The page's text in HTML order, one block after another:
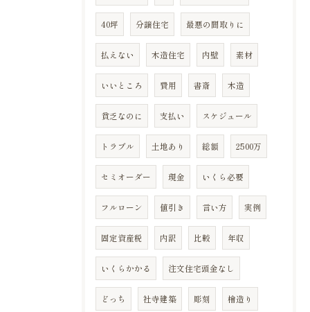
40坪 分譲住宅 最悪の間取りに
払えない 木造住宅 内壁 素材
いいところ 費用 書斎 木造
貧乏なのに 支払い スケジュール
トラブル 土地あり 総額 2500万
セミオーダー 現金 いくら必要
フルローン 値引き 言い方 実例
固定資産税 内訳 比較 年収
いくらかかる 注文住宅頭金なし
どっち 社寺建築 彫刻 檜造り